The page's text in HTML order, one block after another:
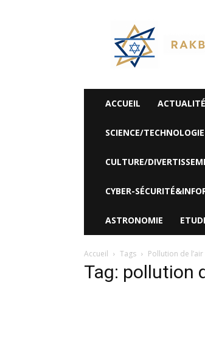
Rak
Be
Israel-
Alyaexpress-
News
ACCUEIL
SCIENCE/TECHNOLOGIE
CULTURE/
CYBER-
ASTRONOMIE
Accueil Tags Pollution de l’air
Tag: pollution